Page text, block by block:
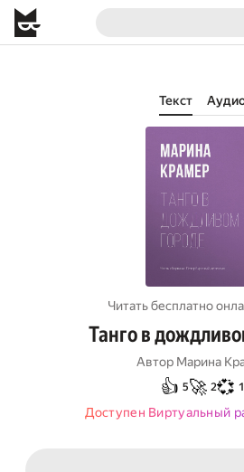
Текст
Читать бесплатно
Танго в
Автор Марина
👍 5🚀 2💞 1
Доступен Виртуальный